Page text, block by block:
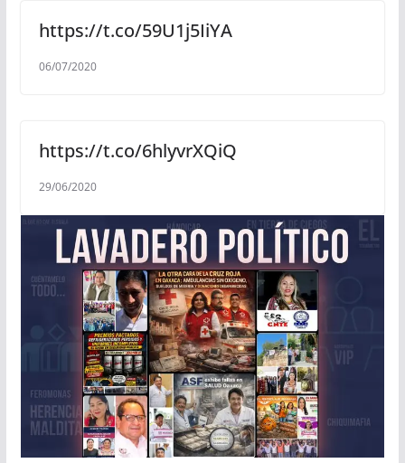
https://t.co/59U1j5IiYA
06/07/2020
https://t.co/6hlyvrXQiQ
29/06/2020